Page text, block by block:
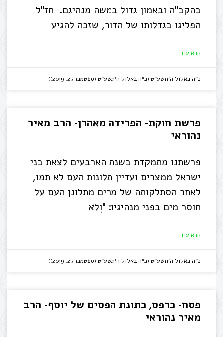
בהקב"ה ובאמון גדול במשה מנהיגם. חז"ל
הפליגו בגדלותו של הדור, שזכה להגיע
קרא עוד
כ״ה באלול ה׳תשע״ט (כ״ה באלול ה׳תשע״ט (ספטמבר 25, 2019))
פרשת חוקת- הפרידה מאהרן- הרב מאיר
נהוראי
פרשתנו מתמקדת בשנת הארבעים לצאת בני
ישראל ממצרים ועדיין תלונות העם לא תמו,
לאחר הסתלקותה של מרים מתלונן העם על
חוסר מים בפני מנהיגיו: "וְלֹא
קרא עוד
כ״ה באלול ה׳תשע״ט (כ״ה באלול ה׳תשע״ט (ספטמבר 25, 2019))
פסח- כרפס, כתונת הפסים של יוסף- הרב
מאיר נהוראי